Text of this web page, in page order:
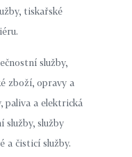
tiskařské
služby,
zboží, opravy a
paliva a elektrická
služby, služby
a čisticí služby.